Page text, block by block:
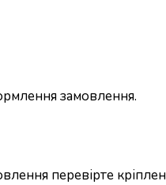
замовлення.
перевірте